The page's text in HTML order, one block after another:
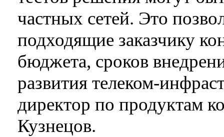
частных сетей. Это
подходящие заказчику
бюджета, сроков
развития
директор по продуктам
Кузнецов.